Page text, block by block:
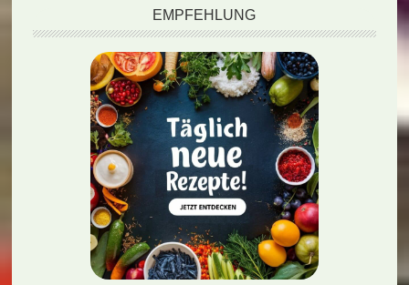
EMPFEHLUNG